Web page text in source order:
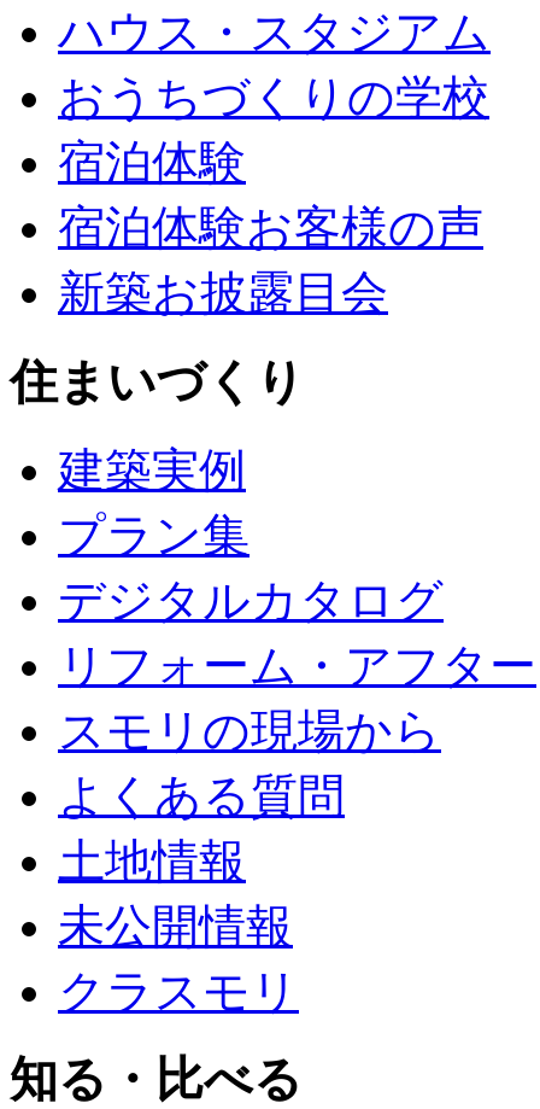
ハウス・スタジアム
おうちづくりの学校
宿泊体験
宿泊体験お客様の声
新築お披露目会
住まいづくり
建築実例
プラン集
デジタルカタログ
リフォーム・アフター
スモリの現場から
よくある質問
土地情報
未公開情報
クラスモリ
知る・比べる